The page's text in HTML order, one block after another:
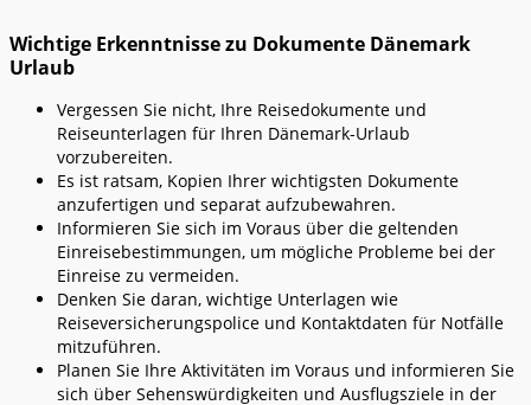
Wichtige Erkenntnisse zu Dokumente Dänemark
Urlaub
Vergessen Sie nicht, Ihre Reisedokumente und
Reiseunterlagen für Ihren Dänemark-Urlaub
vorzubereiten.
Es ist ratsam, Kopien Ihrer wichtigsten Dokumente
anzufertigen und separat aufzubewahren.
Informieren Sie sich im Voraus über die geltenden
Einreisebestimmungen, um mögliche Probleme bei der
Einreise zu vermeiden.
Denken Sie daran, wichtige Unterlagen wie
Reiseversicherungspolice und Kontaktdaten für Notfälle
mitzuführen.
Planen Sie Ihre Aktivitäten im Voraus und informieren Sie
sich über Sehenswürdigkeiten und Ausflugsziele in der